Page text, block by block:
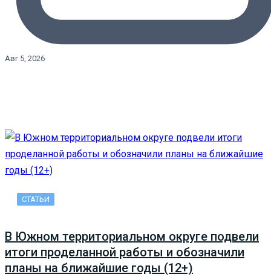
Авг 5, 2026
СТАТЬИ
В Южном территориальном округе подвели
итоги проделанной работы и обозначили
планы на ближайшие годы (12+)